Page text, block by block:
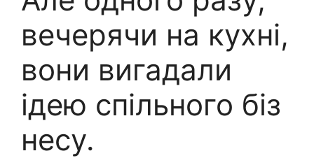
вечерячи на кухні,
вони вигадали
ідею спільного біз
несу.